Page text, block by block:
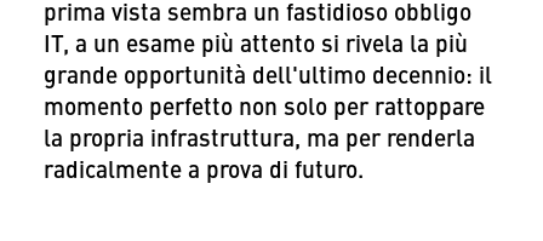
prima vista sembra un fastidioso obbligo
IT, a un esame più attento si rivela la più
grande opportunità dell'ultimo decennio: il
momento perfetto non solo per rattoppare
la propria infrastruttura, ma per renderla
radicalmente a prova di futuro.